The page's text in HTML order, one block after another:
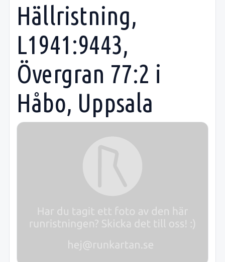
Hällristning,
L1941:9443,
Övergran 77:2 i
Håbo, Uppsala